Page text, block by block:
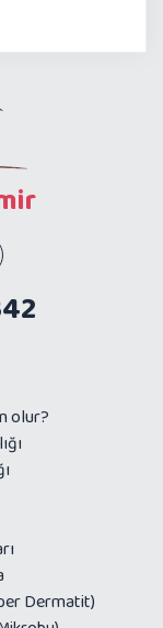
olur?
Dermatit)